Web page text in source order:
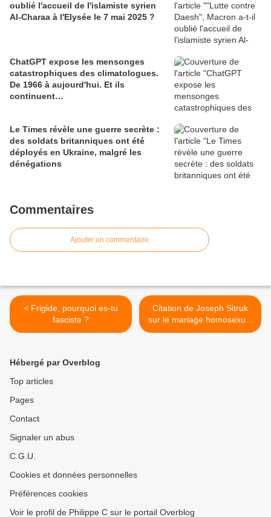
oublié l'accueil de l'islamiste syrien
Al-Charaa à l'Elysée le 7 mai 2025 ?
ChatGPT expose les mensonges
catastrophiques des climatologues.
De 1966 à aujourd'hui. Et ils
continuent…
Le Times révèle une guerre secrète :
des soldats britanniques ont été
déployés en Ukraine, malgré les
dénégations
Commentaires
Ajouter un commentaire
< Frigide, pourquoi es-tu
fasciste ?
Citation de Joseph Sitruk
sur le mariage homosexuel
>
Hébergé par Overblog
Top articles
Pages
Contact
Signaler un abus
C.G.U.
Cookies et données personnelles
Préférences cookies
Voir le profil de Philippe C sur le portail Overblog